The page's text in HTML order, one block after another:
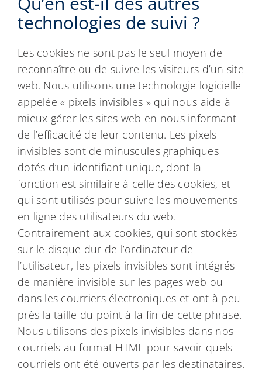
technologies de suivi ?
Les cookies ne sont pas le seul moyen de
reconnaître ou de suivre les visiteurs d’un site
web. Nous utilisons une technologie logicielle
appelée « pixels invisibles » qui nous aide à
mieux gérer les sites web en nous informant
de l’efficacité de leur contenu. Les pixels
invisibles sont de minuscules graphiques
dotés d’un identifiant unique, dont la
fonction est similaire à celle des cookies, et
qui sont utilisés pour suivre les mouvements
en ligne des utilisateurs du web.
Contrairement aux cookies, qui sont stockés
sur le disque dur de l’ordinateur de
l’utilisateur, les pixels invisibles sont intégrés
de manière invisible sur les pages web ou
dans les courriers électroniques et ont à peu
près la taille du point à la fin de cette phrase.
Nous utilisons des pixels invisibles dans nos
courriels au format HTML pour savoir quels
courriels ont été ouverts par les destinataires.